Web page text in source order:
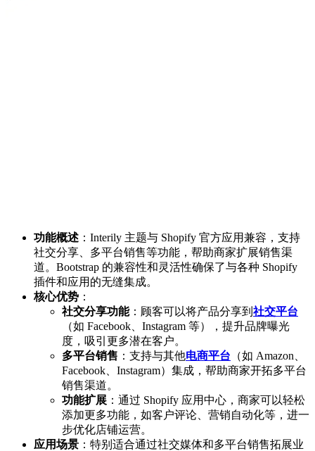
功能概述 ：Interily 主题与 Shopify 官方应用兼容，支持
社交分享、多平台销售等功能，帮助商家扩展销售渠
道。Bootstrap 的兼容性和灵活性确保了与各种 Shopify
插件和应用的无缝集成。
核心优势 ：
社交分享功能：顾客可以将产品分享到 社交平台
（如 Facebook、Instagram 等），提升品牌曝光
度，吸引更多潜在客户。
多平台销售 ：支持与其他电商平台 （如 Amazon、
Facebook、Instagram）集成，帮助商家开拓多平台
销售渠道。
功能扩展 ：通过 Shopify 应用中心，商家可以轻松
添加更多功能，如客户评论、营销自动化等，进一
步优化店铺运营。
应用场景 ：特别适合通过社交媒体和多平台销售拓展业